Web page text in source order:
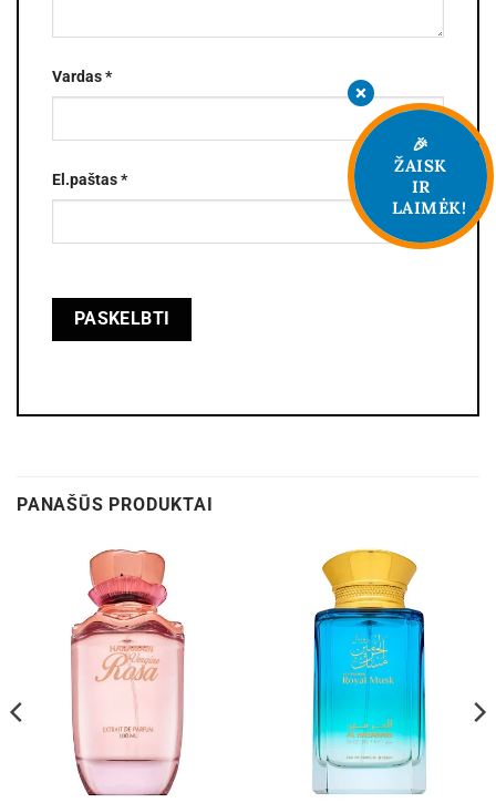
Vardas*
El.paštas*
PANAŠŪS PRODUKTAI
🎉
ŽAISK
IR
LAIMĖK!